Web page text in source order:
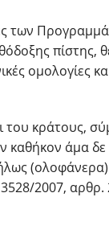
των
πίστης,
ομολογίες
του κράτους,
καθήκον άμα
(ολοφάνερα)
2007, αρθρ.